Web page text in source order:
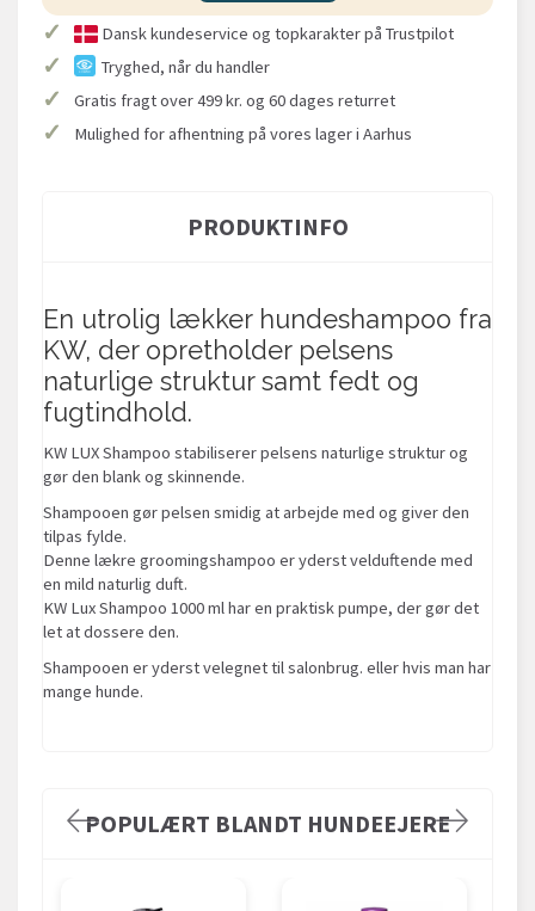
✓ Dansk kundeservice og topkarakter på Trustpilot
✓ Tryghed, når du handler
✓ Gratis fragt over 499 kr. og 60 dages returret
✓ Mulighed for afhentning på vores lager i Aarhus
PRODUKTINFO
En utrolig lækker hundeshampoo fra
KW, der opretholder pelsens
naturlige struktur samt fedt og
fugtindhold.
KW LUX Shampoo stabiliserer pelsens naturlige struktur og
gør den blank og skinnende.
Shampooen gør pelsen smidig at arbejde med og giver den
tilpas fylde.
Denne lækre groomingshampoo er yderst velduftende med
en mild naturlig duft.
KW Lux Shampoo 1000 ml har en praktisk pumpe, der gør det
let at dossere den.
Shampooen er yderst velegnet til salonbrug. eller hvis man har
mange hunde.
POPULÆRT BLANDT HUNDEEJERE